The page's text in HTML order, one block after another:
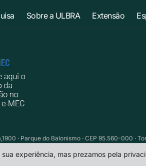
Sobre a ULBRA Extensão
· Parque do Balonismo · CEP 95.560-000 ·
experiência, mas prezamos pela